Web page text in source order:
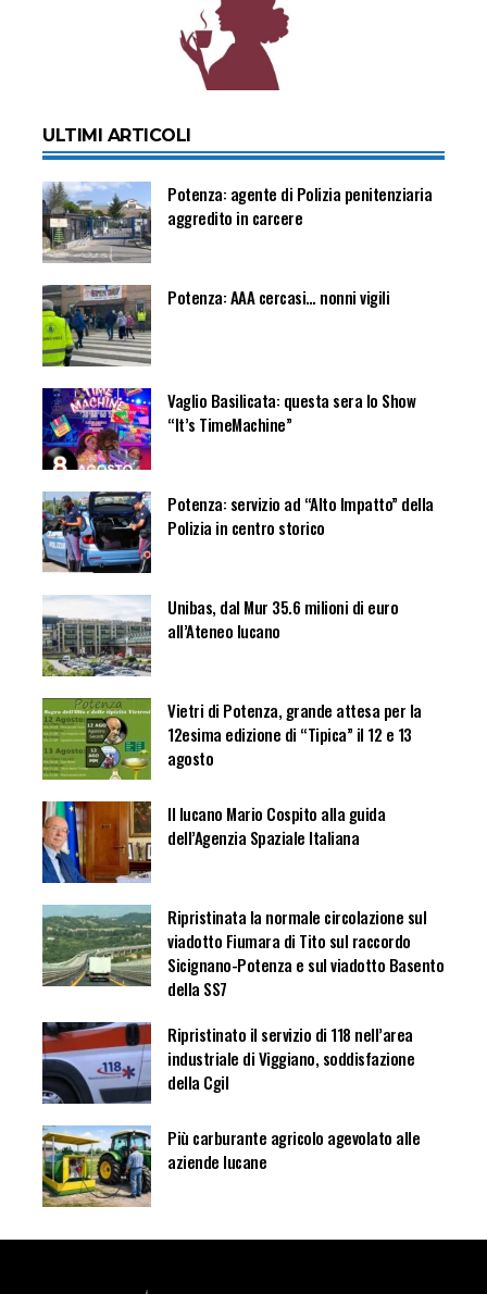
ULTIMI ARTICOLI
Potenza: agente di Polizia penitenziaria
aggredito in carcere
Potenza: AAA cercasi… nonni vigili
Vaglio Basilicata: questa sera lo Show
“It’s TimeMachine”
Potenza: servizio ad “Alto Impatto” della
Polizia in centro storico
Unibas, dal Mur 35.6 milioni di euro
all’Ateneo lucano
Vietri di Potenza, grande attesa per la
12esima edizione di “Tipica” il 12 e 13
agosto
Il lucano Mario Cospito alla guida
dell’Agenzia Spaziale Italiana
Ripristinata la normale circolazione sul
viadotto Fiumara di Tito sul raccordo
Sicignano-Potenza e sul viadotto Basento
della SS7
Ripristinato il servizio di 118 nell’area
industriale di Viggiano, soddisfazione
della Cgil
Più carburante agricolo agevolato alle
aziende lucane